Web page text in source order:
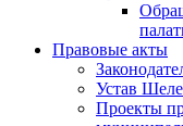
Правовые акты
Устав
Проекты